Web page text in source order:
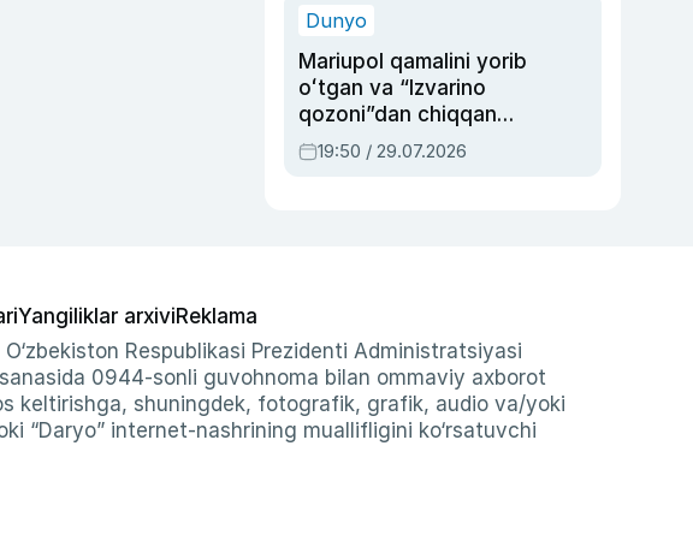
Dunyo
Mariupol qamalini yorib
oʻtgan va “Izvarino
qozoni”dan chiqqan
qahramon — Ukraina
armiyasi bosh
19:50 / 29.07.2026
Yangiliklar arxiviReklama
Respublikasi Prezidenti Administratsiyasi
0944-sonli guvohnoma bilan ommaviy axborot
keltirishga, shuningdek, fotografik, grafik, audio va/yoki
“Daryo” internet-nashrining muallifligini ko‘rsatuvchi